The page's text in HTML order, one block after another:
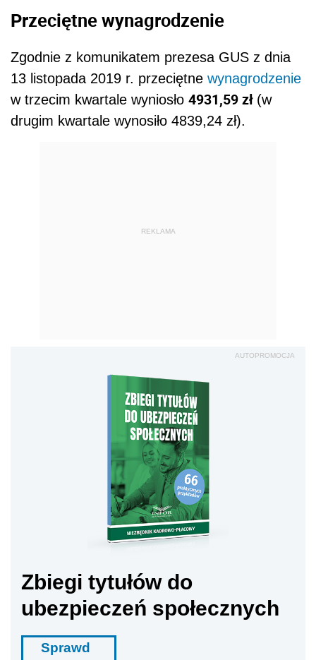
Przeciętne wynagrodzenie
Zgodnie z komunikatem prezesa GUS z dnia
13 listopada 2019 r. przeciętne wynagrodzenie
w trzecim kwartale wyniosło 4931,59 zł (w
drugim kwartale wynosiło 4839,24 zł).
REKLAMA
AUTOPROMOCJA
Zbiegi tytułów do
ubezpieczeń społecznych
Sprawd